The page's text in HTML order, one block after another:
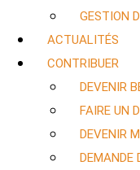
GESTION
ACTUALITÉS
CONTRIBUER
DEVENIR
FAIRE UN
DEVENIR
DEMANDE